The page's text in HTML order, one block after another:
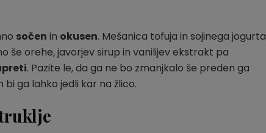
sočen in okusen. Mešanica tofuja in sojinega jogurta
še orehe, javorjev sirup in vanilijev ekstrakt pa
. Pazite le, da ga ne bo zmanjkalo še preden ga
ga lahko jedli kar na žlico.